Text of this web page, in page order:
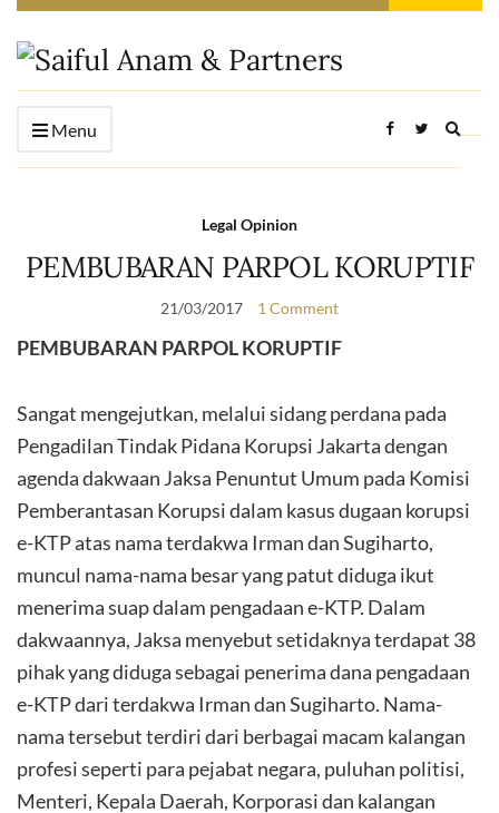
Menu
form
Legal Opinion
PEMBUBARAN PARPOL KORUPTIF
21/03/2017 1 Comment
PEMBUBARAN PARPOL KORUPTIF
Sangat mengejutkan, melalui sidang perdana pada
Pengadilan Tindak Pidana Korupsi Jakarta dengan
agenda dakwaan Jaksa Penuntut Umum pada Komisi
Pemberantasan Korupsi dalam kasus dugaan korupsi
e-KTP atas nama terdakwa Irman dan Sugiharto,
muncul nama-nama besar yang patut diduga ikut
menerima suap dalam pengadaan e-KTP. Dalam
dakwaannya, Jaksa menyebut setidaknya terdapat 38
pihak yang diduga sebagai penerima dana pengadaan
e-KTP dari terdakwa Irman dan Sugiharto. Nama-
nama tersebut terdiri dari berbagai macam kalangan
profesi seperti para pejabat negara, puluhan politisi,
Menteri, Kepala Daerah, Korporasi dan kalangan